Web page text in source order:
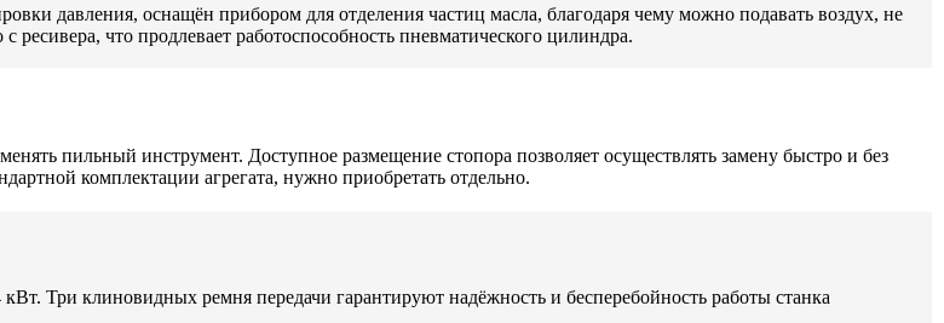
давления, оснащён прибором для отделения частиц масла, благодаря чему можно подавать воздух, не
ресивера, что продлевает работоспособность пневматического цилиндра.
пильный инструмент. Доступное размещение стопора позволяет осуществлять замену быстро и без
комплектации агрегата, нужно приобретать отдельно.
кВт. Три клиновидных ремня передачи гарантируют надёжность и бесперебойность работы станка